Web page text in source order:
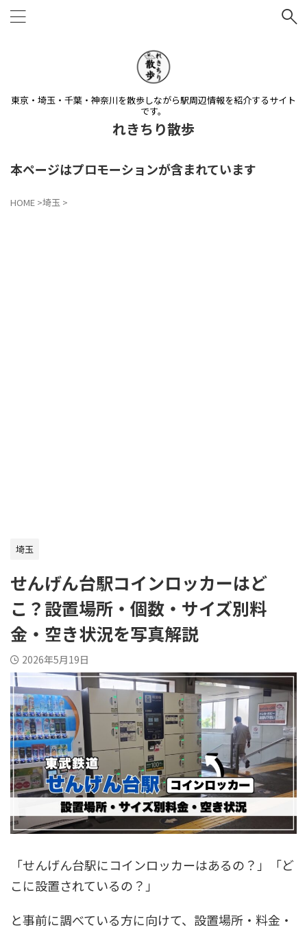
東京・埼玉・千葉・神奈川を散歩しながら駅周辺情報を紹介するサイト
です。
れきちり散歩
本ページはプロモーションが含まれています
HOME >埼玉 >
埼玉
せんげん台駅コインロッカーはど
こ？設置場所・個数・サイズ別料
金・空き状況を写真解説
2026年5月19日
「せんげん台駅にコインロッカーはあるの？」「ど
こに設置されているの？」
と事前に調べている方に向けて、設置場所・料金・